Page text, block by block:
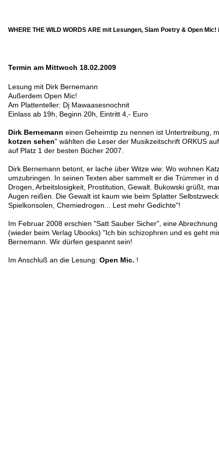
WHERE THE WILD WORDS ARE mit Lesungen, Slam Poetry & Open
Termin am Mittwoch 18.02.2009
Lesung mit Dirk Bernemann
Außerdem Open Mic!
Am Plattenteller: Dj Mawaasesnochnit
Einlass ab 19h, Beginn 20h, Eintritt 4,- Euro
Dirk Bernemann einen Geheimtip zu nennen ist Untertreibung,
kotzen sehen" wählten die Leser der Musikzeitschrift ORKUS
auf Platz 1 der besten Bücher 2007.
Dirk Bernemann betont, er lache über Witze wie: Wo wohnen
umzubringen. In seinen Texten aber sammelt er die Trümmer in
Drogen, Arbeitslosigkeit, Prostitution, Gewalt. Bukowski grüßt,
Augen reißen. Die Gewalt ist kaum wie beim Splatter
Spielkonsolen, Chemiedrogen... Lest mehr Gedichte"!
Im Februar 2008 erschien "Satt Sauber Sicher", eine
(wieder beim Verlag Ubooks) "Ich bin schizophren und es geht
Bernemann. Wir dürfen gespannt sein!
Im Anschluß an die Lesung: Open Mic. !